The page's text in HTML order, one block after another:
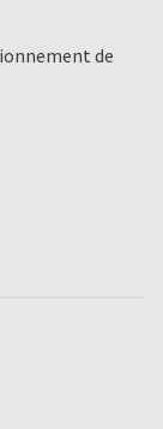
de